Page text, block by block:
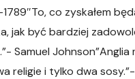
co zyskałem
jak być bardziej
Samuel Johnson”Anglia
religie i tylko dwa